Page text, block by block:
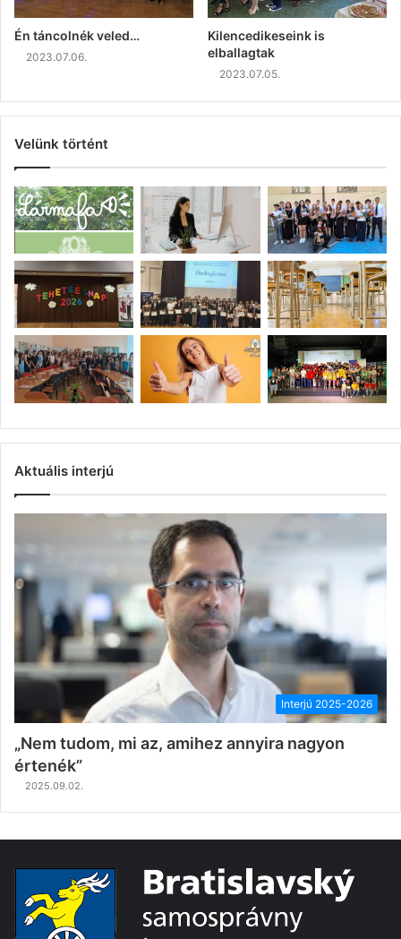
Én táncolnék veled…
2023.07.06.
Kilencedikeseink is
elballagtak
2023.07.05.
Velünk történt
Aktuális interjú
Interjú 2025-2026
„Nem tudom, mi az, amihez annyira nagyon
értenék”
2025.09.02.